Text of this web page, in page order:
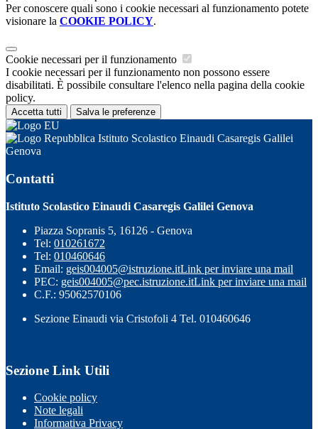
Per conoscere quali sono i cookie necessari al funzionamento potete
visionare la COOKIE POLICY.
Cookie necessari per il funzionamento
I cookie necessari per il funzionamento non possono essere
disabilitati. È possibile consultare l'elenco nella pagina della cookie
policy.
Accetta tutti Salva le preferenze
Istituto Scolastico Einaudi Casaregis Galilei
Genova
Contatti
Istituto Scolastico Einaudi Casaregis Galilei Genova
Piazza Sopranis 5, 16126 - Genova
Tel: 010261672
Tel: 010460646
Email: geis004005@istruzione.itLink per inviare una mail
PEC: geis004005@pec.istruzione.itLink per inviare una mail
C.F.: 95062570106
Sezione Einaudi via Cristofoli 4 Tel. 010460646
Sezione Link Utili
Cookie policy
Note legali
Informativa Privacy